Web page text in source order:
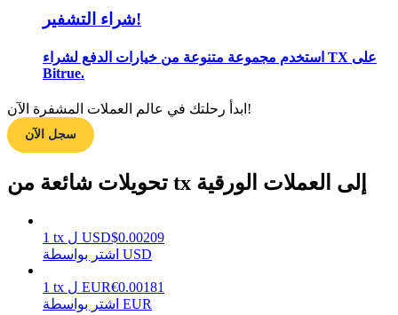
تعلم كيفية البقاء مربحة
شراء التشفير!
استخدم مجموعة متنوعة من خيارات الدفع لشراء TX على
Bitrue.
ابدأ رحلتك في عالم العملات المشفرة الآن!
سجل الآن
تحويلات شائعة من tx إلى العملات الورقية
1 tx ل USD$0.00209
اشتر بواسطة USD
1 tx ل EUR€0.00181
اشتر بواسطة EUR